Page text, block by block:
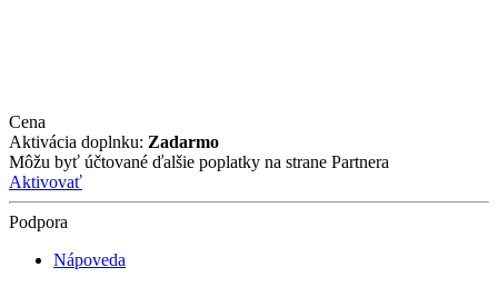
Cena
Aktivácia doplnku: Zadarmo
Môžu byť účtované ďalšie poplatky na strane Partnera
Aktivovať
Podpora
Nápoveda